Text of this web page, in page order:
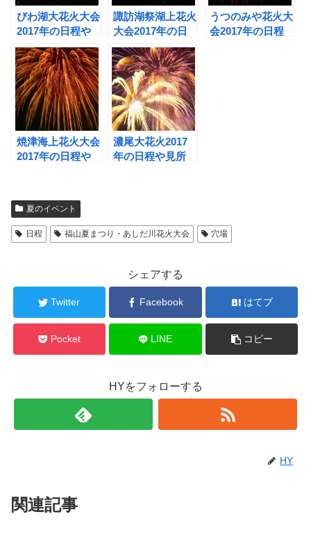
びわ湖大花火大会
2017年の日程や
見所、駐車場は？
厳選した穴場４選
もご紹介！
諏訪湖祭湖上花火
大会2017年の日
程や見所は？厳選
の穴場4選をご紹
介！
うつのみや花火大
会2017年の日程
焼津海上花火大会
2017年の日程や
濃尾大花火2017
年の日程や見所
夏のイベント
日程 福山夏まつり・あしだ川花火大会 穴場
シェアする
Twitter Facebook はてブ
Pocket LINE コピー
HYをフォローする
HY
関連記事